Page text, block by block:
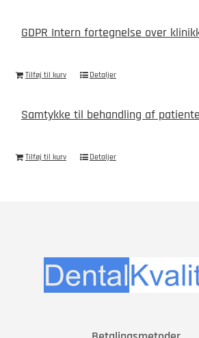
GDPR Intern fortegnelse over
Tilføj til kurv Detaljer
Samtykke til behandling af
Tilføj til kurv Detaljer